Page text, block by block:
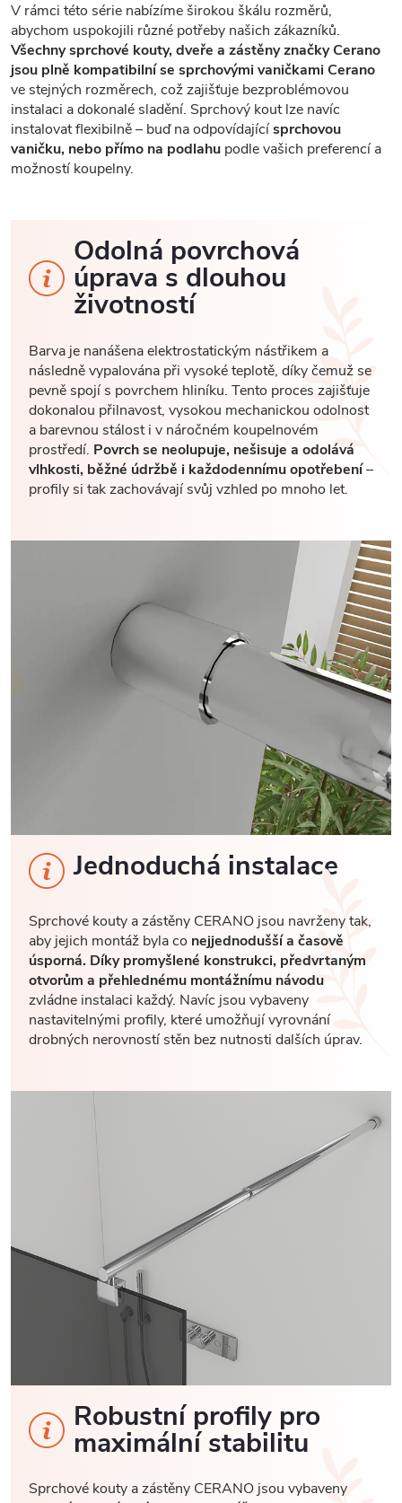
V rámci této série nabízíme širokou škálu rozměrů,
abychom uspokojili různé potřeby našich zákazníků.
Všechny sprchové kouty, dveře a zástěny značky Cerano
jsou plně kompatibilní se sprchovými vaničkami Cerano
ve stejných rozměrech, což zajišťuje bezproblémovou
instalaci a dokonalé sladění. Sprchový kout lze navíc
instalovat flexibilně – buď na odpovídajícísprchovou
vaničku, nebo přímo na podlahu podle vašich preferencí a
možností koupelny.
Odolná povrchová
úprava s dlouhou
životností
Barva je nanášena elektrostatickým nástřikem a
následně vypalována při vysoké teplotě, díky čemuž se
pevně spojí s povrchem hliníku. Tento proces zajišťuje
dokonalou přilnavost, vysokou mechanickou odolnost
a barevnou stálost i v náročném koupelnovém
prostředí. Povrch se neolupuje, nešisuje a odolává
vlhkosti, běžné údržbě i každodennímu opotřebení–
profily si tak zachovávají svůj vzhled po mnoho let.
Jednoduchá instalace
Sprchové kouty a zástěny CERANO jsou navrženy tak,
aby jejich montáž byla co nejjednodušší a časově
úsporná. Díky promyšlené konstrukci, předvrtaným
otvorům a přehlednému montážnímu návodu
zvládne instalaci každý. Navíc jsou vybaveny
nastavitelnými profily, které umožňují vyrovnání
drobných nerovností stěn bez nutnosti dalších úprav.
Robustní profily pro
maximální stabilitu
Sprchové kouty a zástěny CERANO jsou vybaveny